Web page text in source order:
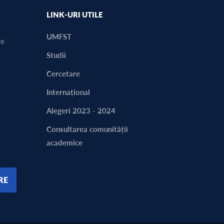
LINK-URI UTILE
UMFST
Studii
Cercetare
Internațional
Alegeri 2023 - 2024
Consultarea comunității
academice